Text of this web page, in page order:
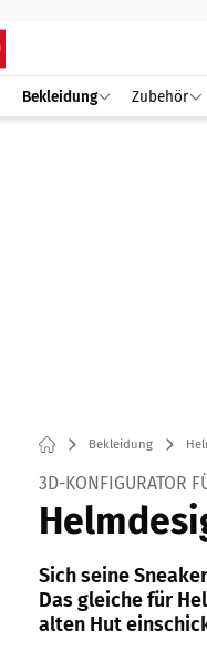
Bekleidung Zubehör
Bekleidung
3D-KONFIGURATOR
Sich seine
Das gleiche für
alten Hut